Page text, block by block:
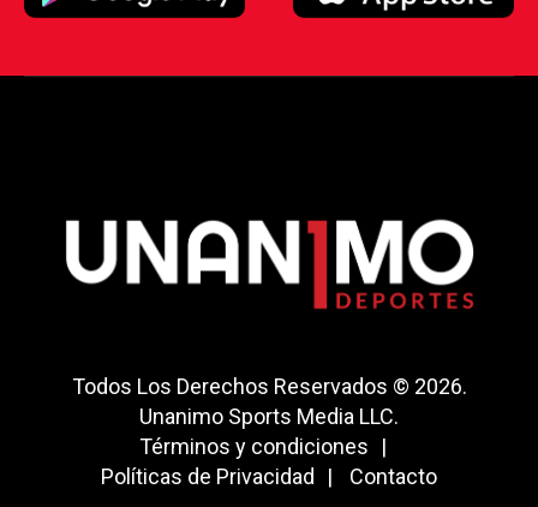
Todos Los Derechos Reservados © 2026.
Unanimo Sports Media LLC.
Términos y condiciones
Políticas de Privacidad
Contacto